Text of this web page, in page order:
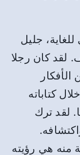
جليل
. لقد كان رجلا
كتاباته
. لقد ترك
.
منه هي رؤيته